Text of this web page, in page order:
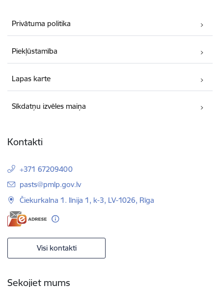
Privātuma politika
Piekļūstamība
Lapas karte
Sīkdatņu izvēles maiņa
Kontakti
+371 67209400
E-pasts:
pasts@pmlp.gov.lv
Čiekurkalna 1. līnija 1, k-3, LV-1026, Rīga
Visi kontakti
Sekojiet mums